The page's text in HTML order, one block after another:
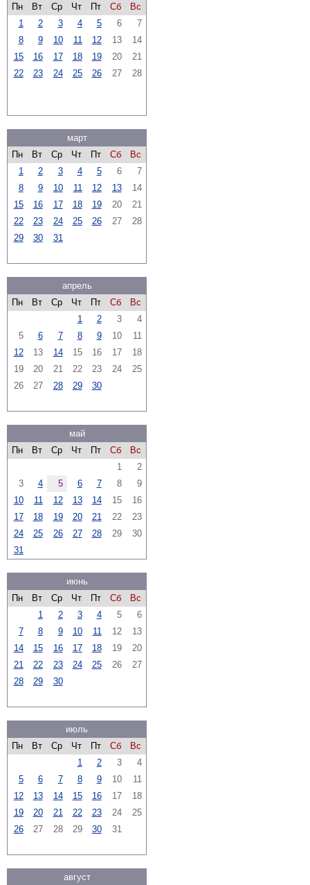
Пн Вт Ср Чт Пт Сб
Вс
1
2 3 4 5 6
7
8
9 10 11 12 13
14
15
16 17 18 19 20
21
22
23 24 25 26 27 28
март
Пн
Вт Ср Чт Пт Сб
Вс
1
2 3 4 5 6
7
8
9 10 11 12 13
14
15
16 17 18 19 20
21
22
23 24 25 26 27
28
29
30 31
апрель
Пн
Вт Ср Чт Пт Сб
Вс
1
2 3
4
5
6 7 8 9 10
11
12
13 14 15 16 17
18
19
20 21 22 23 24
25
26
27 28 29 30
май
Пн
Вт Ср Чт Пт Сб
Вс
1
2
3
4 5 6 7 8
9
10
11 12 13 14 15
16
17
18 19 20 21 22
23
24
25 26 27 28 29
30
31
июнь
Пн
Вт Ср Чт Пт Сб
Вс
1
2 3 4 5
6
7
8 9 10 11 12
13
14
15 16 17 18 19
20
21
22 23 24 25 26
27
28
29 30
июль
Пн
Вт Ср Чт Пт Сб
Вс
1
2 3
4
5
6 7 8 9 10
11
12
13 14 15 16 17
18
19
20 21 22 23 24
25
26
27 28 29 30 31
август